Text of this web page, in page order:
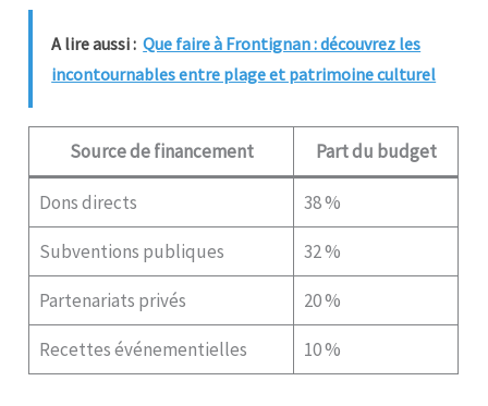
A lire aussi : Que faire à Frontignan : découvrez les
incontournables entre plage et patrimoine culturel
Source de financement Part du budget
Dons directs 38 %
Subventions publiques 32 %
Partenariats privés 20 %
Recettes événementielles 10 %